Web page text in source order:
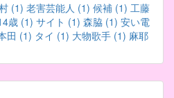
(1) 老害芸能人 (1) 候補 (1) 工藤
歳 (1) サイト (1) 森脇 (1) 安い電
田 (1) タイ (1) 大物歌手 (1) 麻耶